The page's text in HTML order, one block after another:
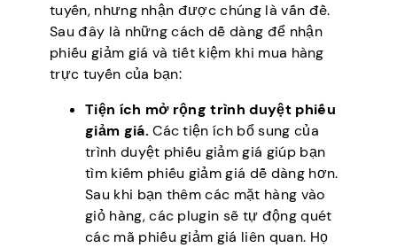
tuyến, nhưng nhận được chúng là vấn đề.
Sau đây là những cách dễ dàng để nhận
phiếu giảm giá và tiết kiệm khi mua hàng
trực tuyến của bạn:
Tiện ích mở rộng trình duyệt phiếu
giảm giá.Các tiện ích bổ sung của
trình duyệt phiếu giảm giá giúp bạn
tìm kiếm phiếu giảm giá dễ dàng hơn.
Sau khi bạn thêm các mặt hàng vào
giỏ hàng, các plugin sẽ tự động quét
các mã phiếu giảm giá liên quan. Họ